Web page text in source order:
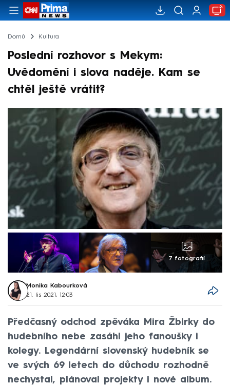
Domů Kultura
Poslední rozhovor s Mekym:
Uvědomění i slova naděje. Kam se
chtěl ještě vrátit?
7 fotografií
Monika Kabourková
21. lis 2021, 12:03
Předčasný odchod zpěváka Mira Žbirky do
hudebního nebe zasáhl jeho fanoušky i
kolegy. Legendární slovenský hudebník se
ve svých 69 letech do důchodu rozhodně
nechystal, plánoval projekty i nové album.